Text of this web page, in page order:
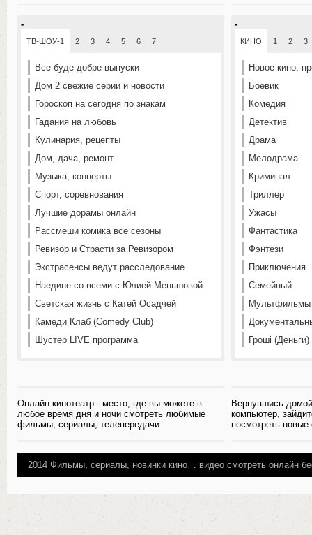
-
ТВ-ШОУ-1 2 3 4 5 6 7
Все буде добре выпуски
Дом 2 свежие серии и новости
Гороскоп на сегодня по знакам
Гадания на любовь
Кулинария, рецепты
Дом, дача, ремонт
Музыка, концерты
Спорт, соревнования
Лучшие дорамы онлайн
Рассмеши комика все сезоны
Ревизор и Страсти за Ревизором
Экстрасенсы ведут расследование
Наедине со всеми с Юлией Меньшовой
Светская жизнь с Катей Осадчей
Камеди Клаб (Comedy Club)
Шустер LIVE программа
Онлайн кинотеатр - место, где вы можете в
любое время дня и ночи смотреть любимые
фильмы, сериалы, телепередачи.
-
КИНО 1 2 3
Новое кино,
Боевик
Комедия
Детектив
Драма
Мелодрама
Криминал
Триллер
Ужасы
Фантастика
Фэнтези
Приключения
Семейный
Мультфильмы
Гроші
Вернувшись
компьютер,
посмотреть
2014 Фильмы, сериалы, новинки кино… видео смотреть онлайн